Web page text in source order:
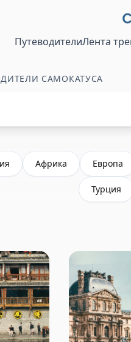
ПутеводителиЛента
САМОКАТУСА
Африка Европа
Турция